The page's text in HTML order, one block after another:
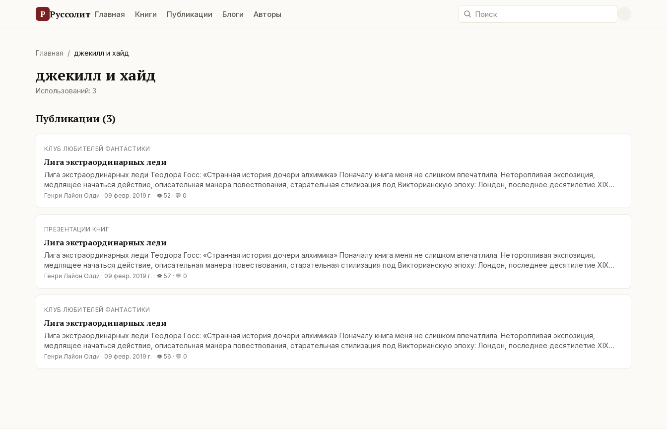
Р Руссолит Главная Книги Публикации Блоги Авторы
Главная / джекилл и хайд
джекилл и хайд
Использований: 3
Публикации (3)
КЛУБ ЛЮБИТЕЛЕЙ ФАНТАСТИКИ
Лига экстраординарных леди
Лига экстраординарных леди Теодора Госс: «Странная история дочери алхимика» Поначалу книга меня не слишком впечатлила. Неторопливая экспозиция,
медлящее начаться действие, описательная манера повествования, старательная стилизация под Викторианскую эпоху: Лондон, последнее десятилетие XIX
века – непрекращающийся дождь (ну да, если
Генри Лайон Олди · 09 февр. 2019 г. · 👁 52 · 💬 0
ПРЕЗЕНТАЦИИ КНИГ
Лига экстраординарных леди
Лига экстраординарных леди Теодора Госс: «Странная история дочери алхимика» Поначалу книга меня не слишком впечатлила. Неторопливая экспозиция,
медлящее начаться действие, описательная манера повествования, старательная стилизация под Викторианскую эпоху: Лондон, последнее десятилетие XIX
века – непрекращающийся дождь (ну да, если
Генри Лайон Олди · 09 февр. 2019 г. · 👁 57 · 💬 0
КЛУБ ЛЮБИТЕЛЕЙ ФАНТАСТИКИ
Лига экстраординарных леди
Лига экстраординарных леди Теодора Госс: «Странная история дочери алхимика» Поначалу книга меня не слишком впечатлила. Неторопливая экспозиция,
медлящее начаться действие, описательная манера повествования, старательная стилизация под Викторианскую эпоху: Лондон, последнее десятилетие XIX
века – непрекращающийся дождь (ну да, если
Генри Лайон Олди · 09 февр. 2019 г. · 👁 56 · 💬 0